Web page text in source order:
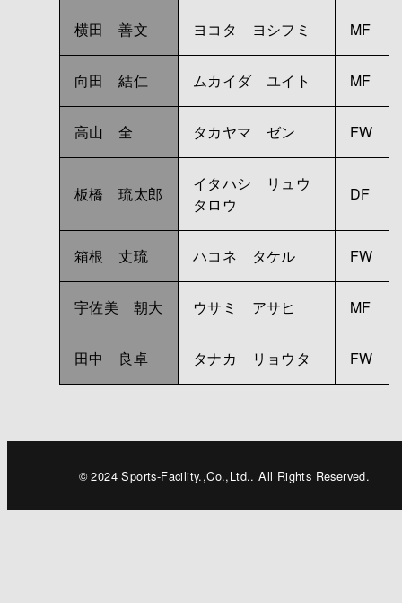
横田 善文 ヨコタ ヨシフミ MF
向田 結仁 ムカイダ ユイト MF
高山 全 タカヤマ ゼン FW
板橋 琉太郎
イタハシ リュウ
タロウ
DF
箱根 丈琉 ハコネ タケル FW
宇佐美 朝大 ウサミ アサヒ MF
田中 良卓 タナカ リョウタ FW
© 2024 Sports-Facility.,Co.,Ltd.. All Rights Reserved.